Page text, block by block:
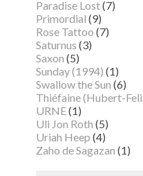
Paradise Lost(7)
Primordial (9)
Rose Tattoo (7)
Saturnus (3)
Saxon (5)
Sunday (1994) (1)
Swallow the Sun (6)
Thiéfaine (Hubert-
URNE(1)
Uli Jon Roth (5)
Uriah Heep (4)
Zaho de Sagazan (1)